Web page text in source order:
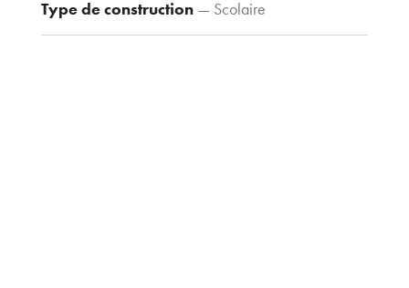
Type de construction— Scolaire